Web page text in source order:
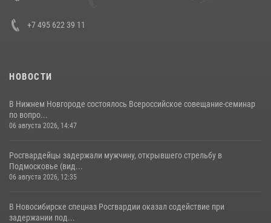
+7 495 622 39 11
НОВОСТИ
В Нижнем Новгороде состоялось Всероссийское совещание-семинар
по вопро...
06 августа 2026, 14:47
Росгвардейцы задержали мужчину, открывшего стрельбу в
Подмосковье (вид...
06 августа 2026, 12:35
В Новосибирске спецназ Росгвардии оказал содействие при
задержании под...